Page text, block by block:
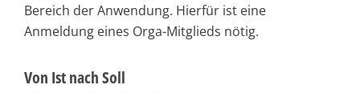
Bereich der Anwendung. Hierfür ist eine
Anmeldung eines Orga-Mitglieds nötig.
Von Ist nach Soll